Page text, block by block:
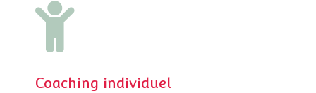

Coaching individuel